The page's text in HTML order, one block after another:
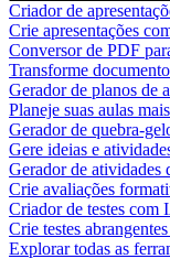
Criador de
Crie apresentações
Conversor de PDF
Transforme
Gerador de planos de
Planeje suas aulas
Gerador de quebra-
Gere ideias e
Gerador de atividades
Crie avaliações
Criador de testes com
Crie testes
Explorar todas as